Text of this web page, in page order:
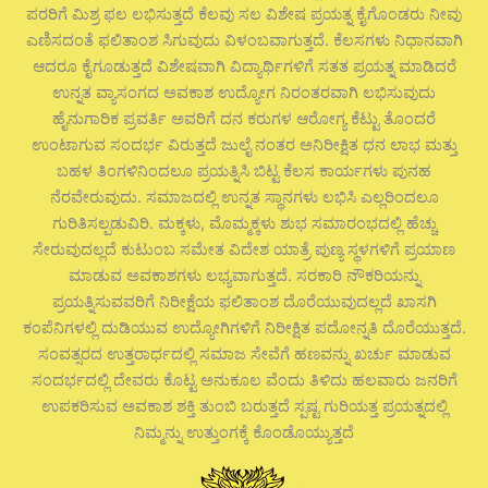
ಪರರಿಗೆ ಮಿಶ್ರ ಫಲ ಲಭಿಸುತ್ತದೆ ಕೆಲವು ಸಲ ವಿಶೇಷ ಪ್ರಯತ್ನ ಕೈಗೊಂಡರು ನೀವು
ಎಣಿಸದಂತೆ ಫಲಿತಾಂಶ ಸಿಗುವುದು ವಿಳಂಬವಾಗುತ್ತದೆ. ಕೆಲಸಗಳು ನಿಧಾನವಾಗಿ
ಆದರೂ ಕೈಗೂಡುತ್ತದೆ ವಿಶೇಷವಾಗಿ ವಿದ್ಯಾರ್ಥಿಗಳಿಗೆ ಸತತ ಪ್ರಯತ್ನ ಮಾಡಿದರೆ
ಉನ್ನತ ವ್ಯಾಸಂಗದ ಅವಕಾಶ ಉದ್ಯೋಗ ನಿರಂತರವಾಗಿ ಲಭಿಸುವುದು
ಹೈನುಗಾರಿಕ ಪ್ರವರ್ತಿ ಅವರಿಗೆ ದನ ಕರುಗಳ ಆರೋಗ್ಯ ಕೆಟ್ಟು ತೊಂದರೆ
ಉಂಟಾಗುವ ಸಂದರ್ಭ ವಿರುತ್ತದೆ ಜುಲೈ ನಂತರ ಅನಿರೀಕ್ಷಿತ ಧನ ಲಾಭ ಮತ್ತು
ಬಹಳ ತಿಂಗಳಿನಿಂದಲೂ ಪ್ರಯತ್ನಿಸಿ ಬಿಟ್ಟ ಕೆಲಸ ಕಾರ್ಯಗಳು ಪುನಹ
ನೆರವೇರುವುದು. ಸಮಾಜದಲ್ಲಿ ಉನ್ನತ ಸ್ಥಾನಗಳು ಲಭಿಸಿ ಎಲ್ಲರಿಂದಲೂ
ಗುರಿತಿಸಲ್ಪಡುವಿರಿ. ಮಕ್ಕಳು, ಮೊಮ್ಮಕ್ಕಳು ಶುಭ ಸಮಾರಂಭದಲ್ಲಿ ಹೆಚ್ಚು
ಸೇರುವುದಲ್ಲದೆ ಕುಟುಂಬ ಸಮೇತ ವಿದೇಶ ಯಾತ್ರೆ ಪುಣ್ಯ ಸ್ಥಳಗಳಿಗೆ ಪ್ರಯಾಣ
ಮಾಡುವ ಅವಕಾಶಗಳು ಲಭ್ಯವಾಗುತ್ತದೆ. ಸರಕಾರಿ ನೌಕರಿಯನ್ನು
ಪ್ರಯತ್ನಿಸುವವರಿಗೆ ನಿರೀಕ್ಷೆಯ ಫಲಿತಾಂಶ ದೊರೆಯುವುದಲ್ಲದೆ ಖಾಸಗಿ
ಕಂಪೆನಿಗಳಲ್ಲಿ ದುಡಿಯುವ ಉದ್ಯೋಗಿಗಳಿಗೆ ನಿರೀಕ್ಷಿತ ಪದೋನ್ನತಿ ದೊರೆಯುತ್ತದೆ.
ಸಂವತ್ಸರದ ಉತ್ತರಾರ್ಧದಲ್ಲಿ ಸಮಾಜ ಸೇವೆಗೆ ಹಣವನ್ನು ಖರ್ಚು ಮಾಡುವ
ಸಂದರ್ಭದಲ್ಲಿ ದೇವರು ಕೊಟ್ಟ ಅನುಕೂಲ ವೆಂದು ತಿಳಿದು ಹಲವಾರು ಜನರಿಗೆ
ಉಪಕರಿಸುವ ಅವಕಾಶ ಶಕ್ತಿ ತುಂಬಿ ಬರುತ್ತದೆ ಸ್ಪಷ್ಟ ಗುರಿಯತ್ತ ಪ್ರಯತ್ನದಲ್ಲಿ
ನಿಮ್ಮನ್ನು ಉತ್ತುಂಗಕ್ಕೆ ಕೊಂಡೊಯ್ಯುತ್ತದೆ